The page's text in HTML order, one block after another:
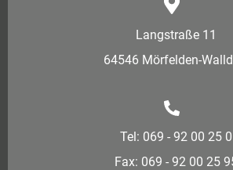
Langstraße 11
64546 Mörfelden-
Tel: 069 - 92 00 25 0
Fax: 069 - 92 00 25